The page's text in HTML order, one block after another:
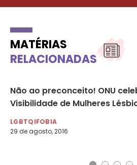
MATÉRIAS
RELACIONADAS
Não ao preconceito! ONU
Visibilidade de Mulheres
LGBTQIFOBIA
29 de agosto, 2016